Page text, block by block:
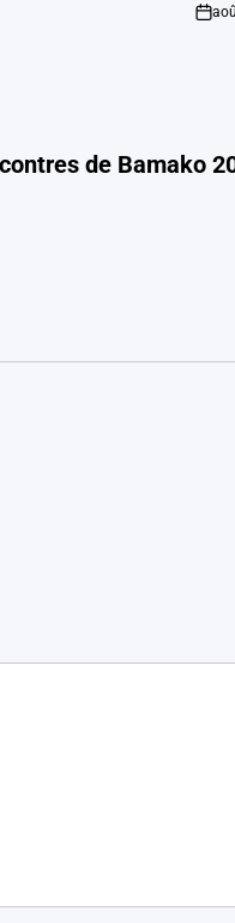
on
de Bamako